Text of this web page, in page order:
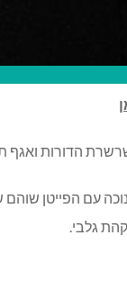
שרשרת הדורות
עם הפייטן
גלבי.